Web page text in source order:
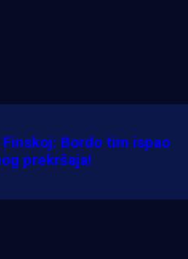
Bordo tim ispao
prekršaja!